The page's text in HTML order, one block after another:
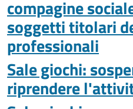
compagine
soggetti titolari
professionali
Sale giochi:
riprendere